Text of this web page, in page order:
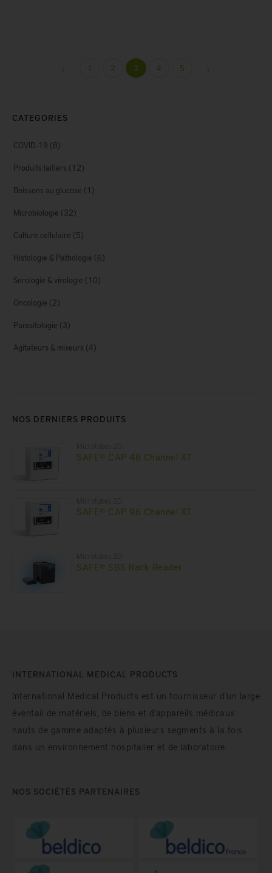
1 2 3 4 5
CATEGORIES
COVID-19 (8)
Produits laitiers (12)
Boissons au glucose (1)
Microbiologie (32)
Culture cellulaire (5)
Histologie & Pathologie (6)
Serologie & virologie (10)
Oncologie (2)
Parasitologie (3)
Agitateurs & mixeurs (4)
NOS DERNIERS PRODUITS
SAFE® CAP 48 Channel XT
SAFE® CAP 96 Channel XT
SAFE® SBS Rack Reader
INTERNATIONAL MEDICAL PRODUCTS
International Medical Products est un fournisseur d’un large
éventail de matériels, de biens et d'appareils médicaux
hauts de gamme adaptés à plusieurs segments à la fois
dans un environnement hospitalier et de laboratoire.
NOS SOCIÉTÉS PARTENAIRES